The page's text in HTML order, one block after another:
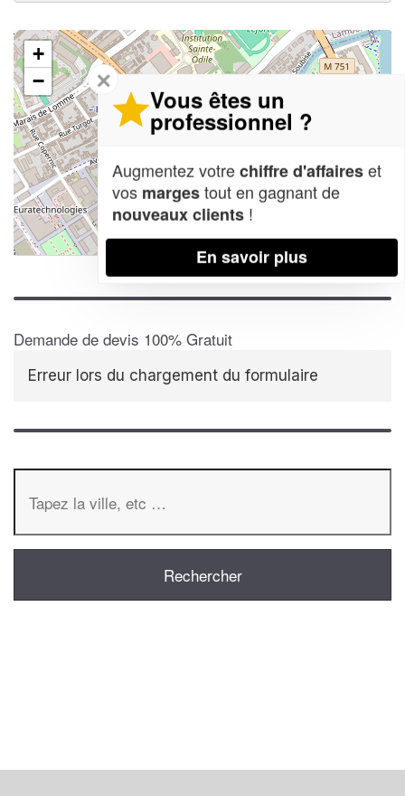
+
−
| Map data © OpenStreetMap contributors,
Demande de devis 100% Gratuit
Erreur lors du chargement du formulaire
✕
Vous êtes un
professionnel ?
Augmentez votrechiffre d'affaireset
vos margestout en gagnant de
nouveaux clients !
En savoir plus